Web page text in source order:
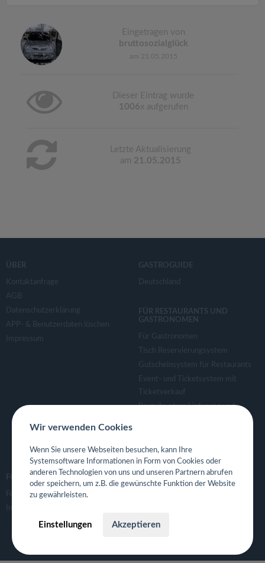
Eingetragen von
bruttosozialglück
am 21.05.2015
Dieser Eintrag wurde
1006x aufgerufen
Letzte Aktualisierung
am 21.05.2015
ÜBER
Kontaktanfrage
AGB
Datenschutzerklärung
APP- & Benutzerdaten löschen
Impressum
GASTROGUIDE
Deutschland
FÜR RESTAURANTS UND
GASTRONOMEN
Für Gastronomen
Tisch Reservierungsystem
Gutscheinsystem für Restaurants
Event- und Ticketsystem mit
Ticketverkauf
Bestellsystem Lieferung und
Eigene App für Restaurant
FOLGE UNS
Facebook
Instagram
Wir verwenden Cookies
Wenn Sie unsere Webseiten besuchen, kann Ihre
Systemsoftware Informationen in Form von Cookies oder
anderen Technologien von uns und unseren Partnern abrufen
oder speichern, um z.B. die gewünschte Funktion der Website
zu gewährleisten.
Einstellungen Akzeptieren